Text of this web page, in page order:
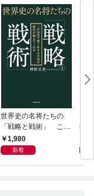
世界史の名将たちの
「戦略と戦術」 この
社会で賢く生きる方法
は歴史が教えてくれる
1,980
新着
痛